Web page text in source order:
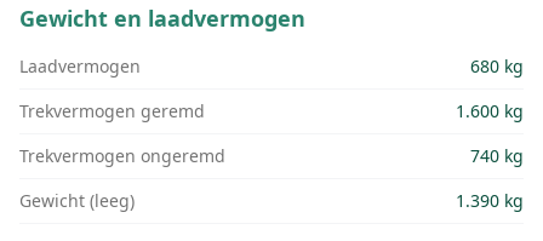
Gewicht en laadvermogen
Laadvermogen
680 kg
Trekvermogen geremd
1.600 kg
Trekvermogen ongeremd
740 kg
Gewicht (leeg)
1.390 kg